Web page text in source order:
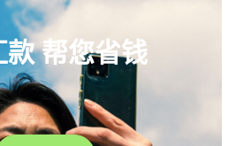
款 帮您省钱